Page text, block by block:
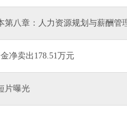
第八章：人力资源规划与薪酬管
净卖出178.51万元
片曝光